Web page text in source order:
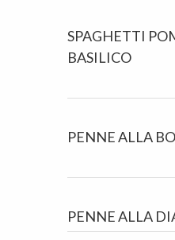
SPAGHETTI
BASILICO
PENNE ALLA
PENNE ALLA